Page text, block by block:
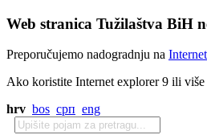
Web stranica Tužilaštva BiH
Preporučujemo nadogradnju na
Ako koristite Internet explorer 9 ili više
hrv bos срп eng